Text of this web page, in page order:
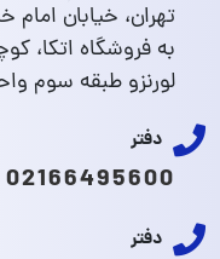
تهران، خیابان
به فروشگاه اتکا،
لورنزو طبقه سوم واحد
دفتر
02166495600
دفتر